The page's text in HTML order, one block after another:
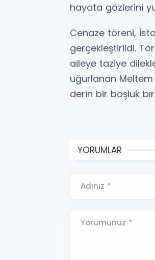
hayata gözlerini
Cenaze töreni,
gerçekleştirildi.
aileye taziye
uğurlanan Meltem
derin bir boşluk
YORUMLAR
Adınız *
Yorumunuz *